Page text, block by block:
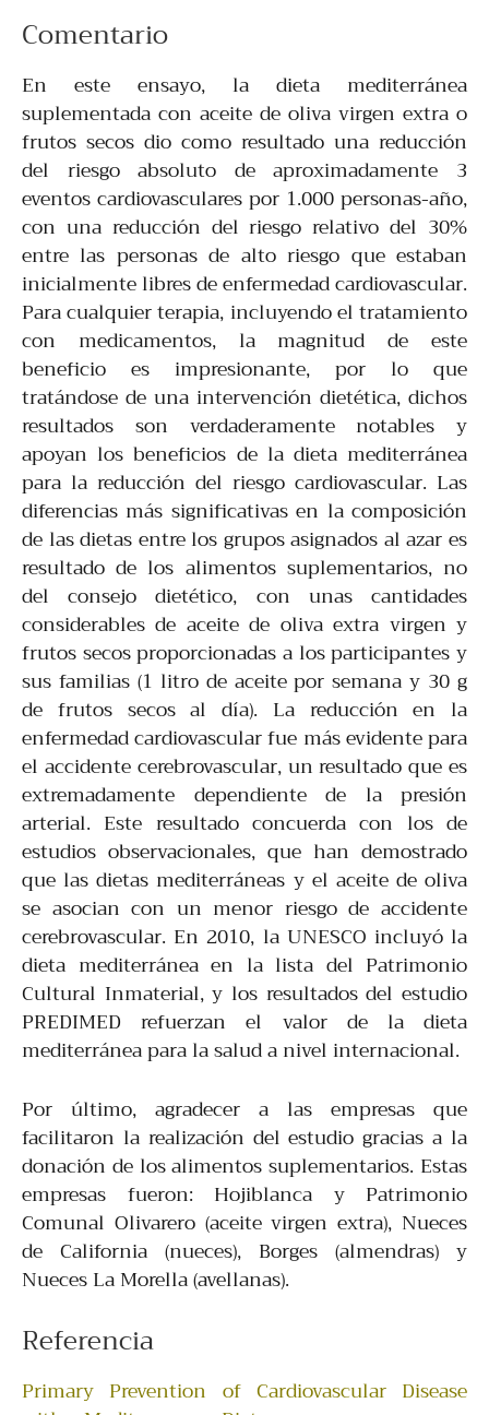
Comentario
En este ensayo, la dieta mediterránea
suplementada con aceite de oliva virgen extra o
frutos secos dio como resultado una reducción
del riesgo absoluto de aproximadamente 3
eventos cardiovasculares por 1.000 personas-año,
con una reducción del riesgo relativo del 30%
entre las personas de alto riesgo que estaban
inicialmente libres de enfermedad cardiovascular.
Para cualquier terapia, incluyendo el tratamiento
con medicamentos, la magnitud de este
beneficio es impresionante, por lo que
tratándose de una intervención dietética, dichos
resultados son verdaderamente notables y
apoyan los beneficios de la dieta mediterránea
para la reducción del riesgo cardiovascular. Las
diferencias más significativas en la composición
de las dietas entre los grupos asignados al azar es
resultado de los alimentos suplementarios, no
del consejo dietético, con unas cantidades
considerables de aceite de oliva extra virgen y
frutos secos proporcionadas a los participantes y
sus familias (1 litro de aceite por semana y 30 g
de frutos secos al día). La reducción en la
enfermedad cardiovascular fue más evidente para
el accidente cerebrovascular, un resultado que es
extremadamente dependiente de la presión
arterial. Este resultado concuerda con los de
estudios observacionales, que han demostrado
que las dietas mediterráneas y el aceite de oliva
se asocian con un menor riesgo de accidente
cerebrovascular. En 2010, la UNESCO incluyó la
dieta mediterránea en la lista del Patrimonio
Cultural Inmaterial, y los resultados del estudio
PREDIMED refuerzan el valor de la dieta
mediterránea para la salud a nivel internacional.
Por último, agradecer a las empresas que
facilitaron la realización del estudio gracias a la
donación de los alimentos suplementarios. Estas
empresas fueron: Hojiblanca y Patrimonio
Comunal Olivarero (aceite virgen extra), Nueces
de California (nueces), Borges (almendras) y
Nueces La Morella (avellanas).
Referencia
Primary Prevention of Cardiovascular Disease